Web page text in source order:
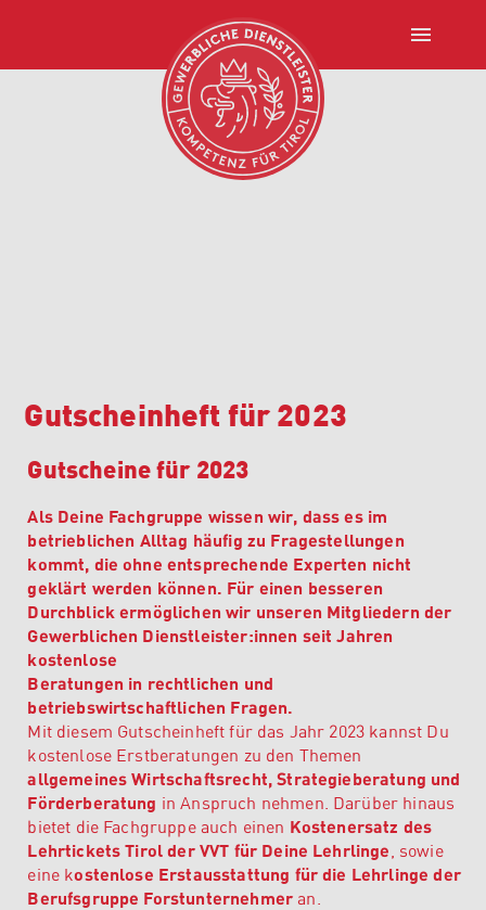
menu
Gutscheinheft für 2023
Gutscheine für 2023
Als Deine Fachgruppe wissen wir, dass es im
betrieblichen Alltag häufig zu Fragestellungen
kommt, die ohne entsprechende Experten nicht
geklärt werden können. Für einen besseren
Durchblick ermöglichen wir unseren Mitgliedern der
Gewerblichen Dienstleister:innen seit Jahren
kostenlose
Beratungen in rechtlichen und
betriebswirtschaftlichen Fragen.
Mit diesem Gutscheinheft für das Jahr 2023 kannst Du
kostenlose Erstberatungen zu den Themen
allgemeines Wirtschaftsrecht, Strategieberatung und
Förderberatung in Anspruch nehmen. Darüber hinaus
bietet die Fachgruppe auch einen Kostenersatz des
Lehrtickets Tirol der VVT für Deine Lehrlinge , sowie
eine kostenlose Erstausstattung für die Lehrlinge der
Berufsgruppe Forstunternehmer an.